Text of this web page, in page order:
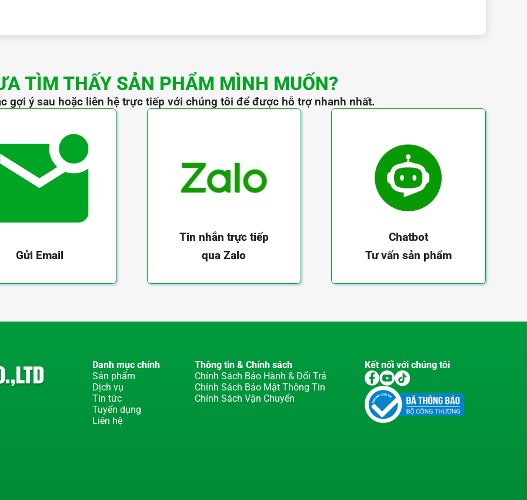
TÌM THẤY SẢN PHẨM MÌNH MUỐN?
gợi ý sau hoặc liên hệ trực tiếp với chúng tôi để được hỗ trợ nhanh nhất.
Gửi Email
Tin nhắn trực tiếp
qua Zalo
Chatbot
Tư vấn sản phẩm
Danh mục chính
Sản phẩm
Dịch vụ
Tin tức
Tuyển dụng
Liên hệ
Thông tin & Chính sách
Chính Sách Bảo Hành & Đổi Trả
Chính Sách Bảo Mật Thông Tin
Chính Sách Vận Chuyển
Kết nối với chúng tôi